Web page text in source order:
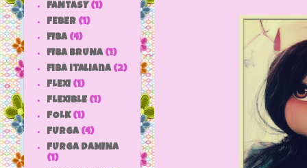
FANTASY (1)
FEBER (1)
FIBA (4)
FIBA BRUNA (1)
fiba italiana (2)
FLEXI (1)
FLEXIBLE (1)
FOLK (1)
FURGA (4)
FURGA DAMINA
(1)